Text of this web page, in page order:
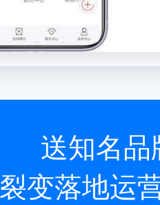
送知名品
裂变落地运